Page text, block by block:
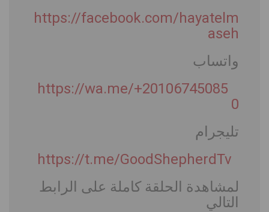
https://facebook.com/hayatelm
aseh
واتساب
https://wa.me/+20106745085
0
تليجرام
https://t.me/GoodShepherdTv
لمشاهدة الحلقة كاملة على الرابط
التالي